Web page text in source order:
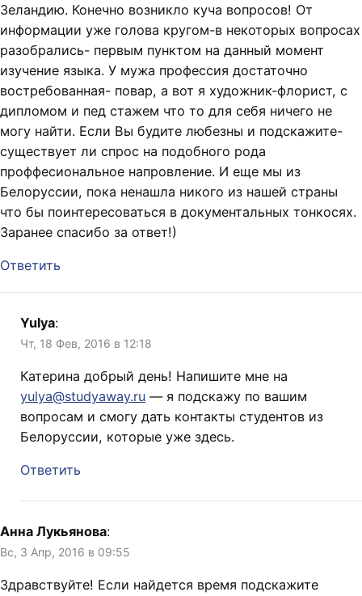
Зеландию. Конечно возникло куча вопросов! От
информации уже голова кругом-в некоторых вопросах
разобрались- первым пунктом на данный момент
изучение языка. У мужа профессия достаточно
востребованная- повар, а вот я художник-флорист, с
дипломом и пед стажем что то для себя ничего не
могу найти. Если Вы будите любезны и подскажите-
существует ли спрос на подобного рода
проффесиональное напровление. И еще мы из
Белоруссии, пока ненашла никого из нашей страны
что бы поинтересоваться в документальных тонкосях.
Заранее спасибо за ответ!)
Ответить
Yulya:
Чт, 18 Фев, 2016 в 12:18
Катерина добрый день! Напишите мне на
yulya@studyaway.ru — я подскажу по вашим
вопросам и смогу дать контакты студентов из
Белоруссии, которые уже здесь.
Ответить
Анна Лукьянова:
Вс, 3 Апр, 2016 в 09:55
Здравствуйте! Если найдется время подскажите